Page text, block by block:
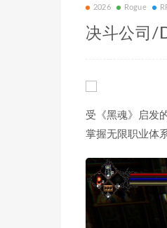
2026 Rogue
决斗公司/
受《黑魂》启发
掌握无限职业体